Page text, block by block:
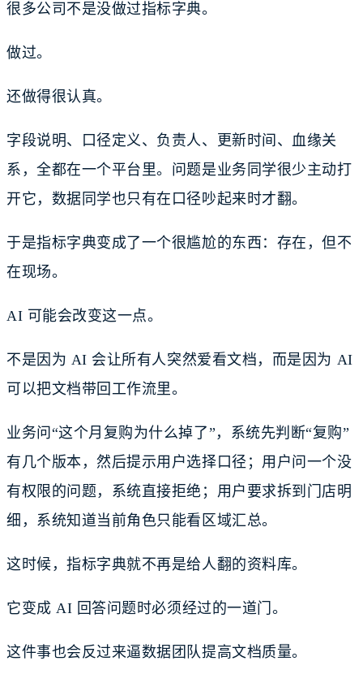
很多公司不是没做过指标字典。
做过。
还做得很认真。
字段说明、口径定义、负责人、更新时间、血缘关
系，全都在一个平台里。问题是业务同学很少主动打
开它，数据同学也只有在口径吵起来时才翻。
于是指标字典变成了一个很尴尬的东西：存在，但不
在现场。
AI 可能会改变这一点。
不是因为 AI 会让所有人突然爱看文档，而是因为 AI
可以把文档带回工作流里。
业务问“这个月复购为什么掉了”，系统先判断“复购”
有几个版本，然后提示用户选择口径；用户问一个没
有权限的问题，系统直接拒绝；用户要求拆到门店明
细，系统知道当前角色只能看区域汇总。
这时候，指标字典就不再是给人翻的资料库。
它变成 AI 回答问题时必须经过的一道门。
这件事也会反过来逼数据团队提高文档质量。